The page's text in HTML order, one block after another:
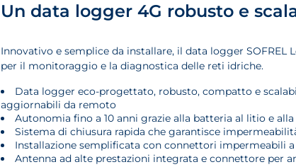
Un data logger 4G robusto e
Innovativo e semplice da installare, il data logger
per il monitoraggio e la diagnostica delle reti idriche.
Data logger eco-progettato, robusto, compatto e
aggiornabili da remoto
Autonomia fino a 10 anni grazie alla batteria al litio e
Sistema di chiusura rapida che garantisce
Installazione semplificata con connettori impermeabili
Antenna ad alte prestazioni integrata e connettore per